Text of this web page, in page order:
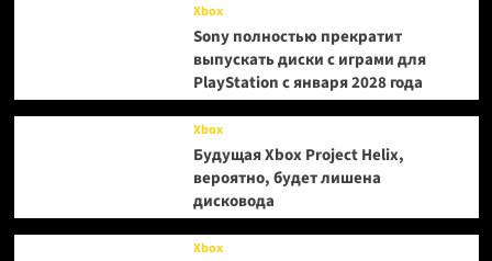
Xbox
Sony полностью прекратит
выпускать диски с играми для
PlayStation с января 2028 года
Xbox
Будущая Xbox Project Helix,
вероятно, будет лишена
дисковода
Xbox